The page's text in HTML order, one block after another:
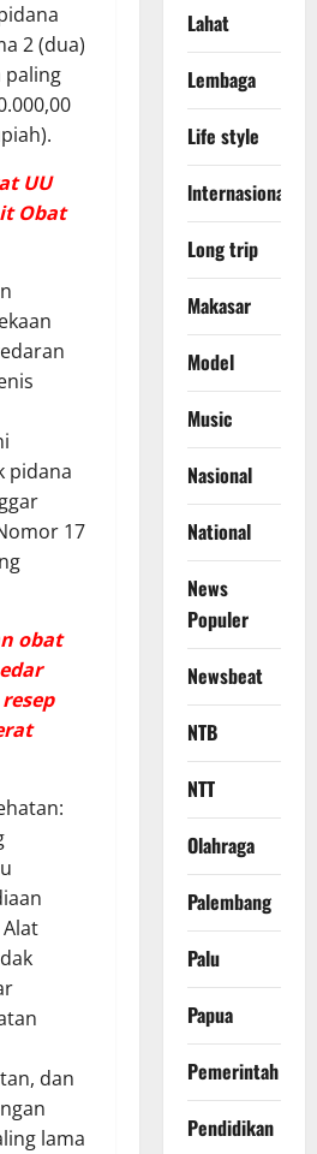
2 (dua)
paling
UU
Obat
pidana
17
obat
dan
lama
Lahat
Lembaga
Life style
lnternasional
Long trip
Makasar
Model
Music
Nasional
National
News
Populer
Newsbeat
NTB
NTT
Olahraga
Palembang
Palu
Papua
Pemerintah
Pendidikan